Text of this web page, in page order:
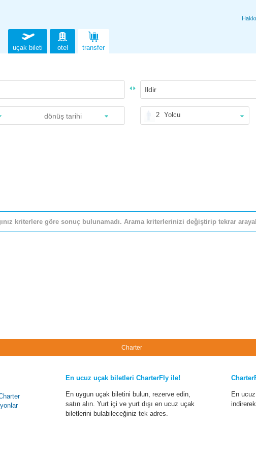
uçak bileti otel transfer
2 Yolcu
kriterlere göre sonuç bulunamadı. Arama kriterlerinizi değiştirip tekrar
Charter
En ucuz uçak biletleri CharterFly ile!
En uygun uçak biletini bulun, rezerve edin,
satın alın. Yurt içi ve yurt dışı en ucuz uçak
biletlerini bulabileceğiniz tek adres.
En